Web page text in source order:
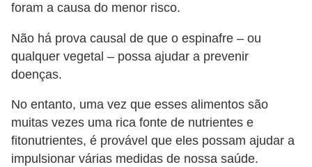
foram a causa do menor risco.
Não há prova causal de que o espinafre – ou
qualquer vegetal – possa ajudar a prevenir
doenças.
No entanto, uma vez que esses alimentos são
muitas vezes uma rica fonte de nutrientes e
fitonutrientes, é provável que eles possam ajudar a
impulsionar várias medidas de nossa saúde.